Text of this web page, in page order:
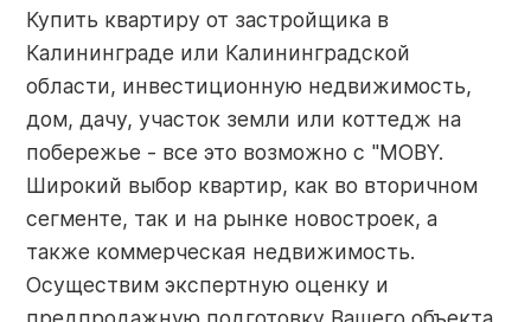
Купить квартиру от застройщика в
Калининграде или Калининградской
области, инвестиционную недвижимость,
дом, дачу, участок земли или коттедж на
побережье - все это возможно с "MOBY.
Широкий выбор квартир, как во вторичном
сегменте, так и на рынке новостроек, а
также коммерческая недвижимость.
Осуществим экспертную оценку и